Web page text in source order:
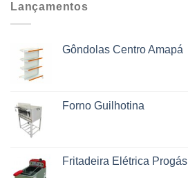
Lançamentos
Gôndolas Centro Amapá
Forno Guilhotina
Fritadeira Elétrica Progás